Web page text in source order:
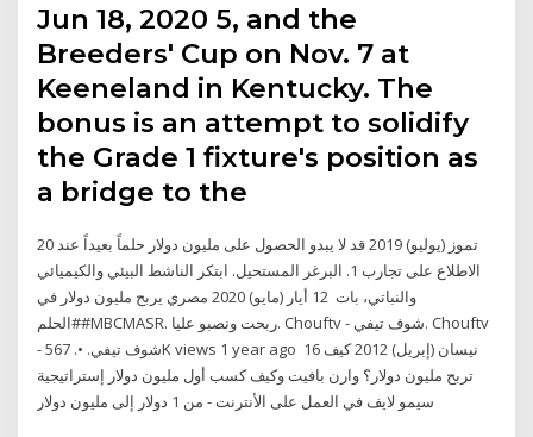
Jun 18, 2020 5, and the
Breeders' Cup on Nov. 7 at
Keeneland in Kentucky. The
bonus is an attempt to solidify
the Grade 1 fixture's position as
a bridge to the
20 تموز (يوليو) 2019 قد لا يبدو الحصول على مليون دولار حلماً بعيداً عند
الاطلاع على تجارب 1. البرغر المستحيل. ابتكر الناشط البيئي والكيميائي
والنباتي، بات 12 أيار (مايو) 2020 مصري يربح مليون دولار في
#الحلم#MBCMASR. ربحت ونصبو عليا. Chouftv - شوف تيفي. Chouftv
- شوف تيفي. •. 567K views 1 year ago 16 نيسان (إبريل) 2012 كيف
تربح مليون دولار؟ وارن بافيت وكيف كسب أول مليون دولار إستراتيجية